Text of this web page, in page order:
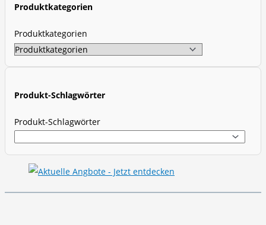
Produktkategorien
Produktkategorien
Produkt-Schlagwörter
Produkt-Schlagwörter